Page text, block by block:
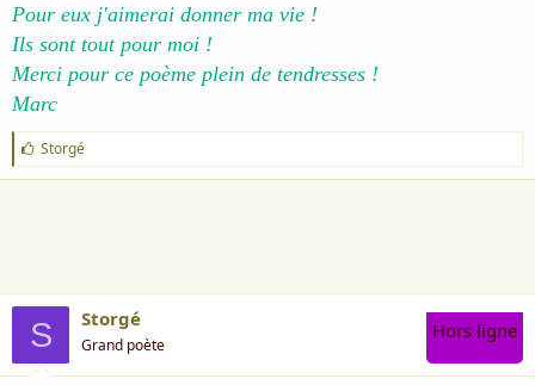
Pour eux j'aimerai donner ma vie !
Ils sont tout pour moi !
Merci pour ce poème plein de tendresses !
Marc
J
'
a
Storgé
S Storgé
Grand poète
Hors ligne